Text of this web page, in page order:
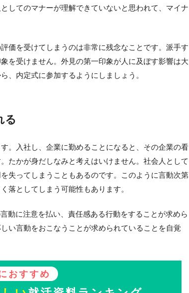
してのマナーが理解できていないと思われて、マイナ
価を受けてしまうのは非常に残念なことです。派手す
を受けません。外見の第一印象が人に及ぼす影響は大
、内定式に参加するようにしましょう。
る
。入社し、企業に勤めることになると、その企業の看
たかが身だしなみと考えはいけません。社会人として
失ってしまうこともあるのです。このように言動次第
落としてしまう可能性もあります。
動に注意を払い、責任感ある行動をすることが求めら
い言動をおこなうことが求められていることを自覚
おすすめ